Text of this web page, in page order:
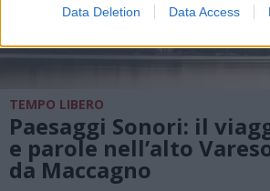
Data Deletion Data Access
TEMPO LIBERO
Paesaggi Sonori: il
e parole nell’alto
da Maccagno